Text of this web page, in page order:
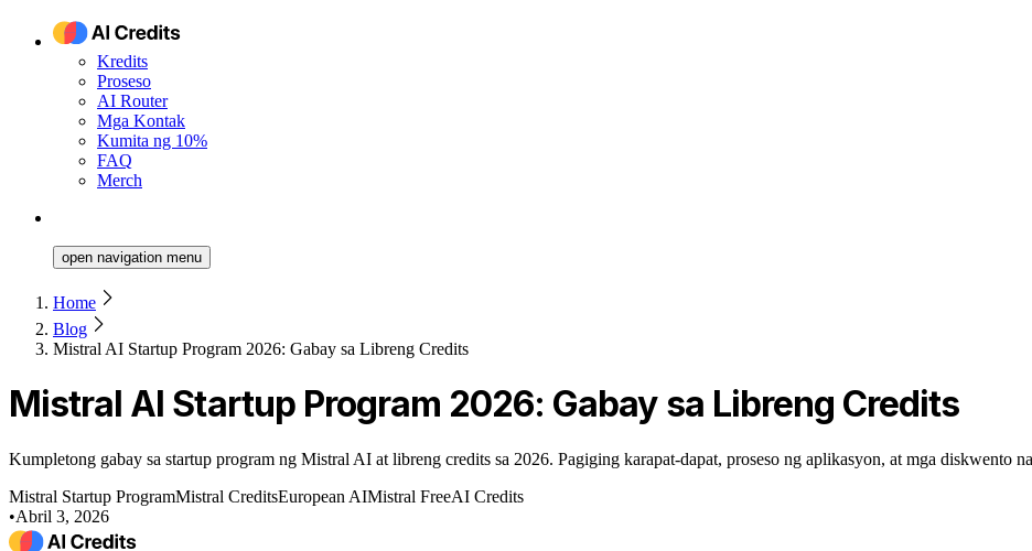
Kredits
Proseso
AI Router
Mga Kontak
Kumita ng 10%
FAQ
Merch
open navigation menu
Home
Blog
Mistral AI Startup Program 2026: Gabay sa Libreng Credits
Mistral AI Startup Program 2026: Gabay sa Libreng Credits
Kumpletong gabay sa startup program ng Mistral AI at libreng credits sa 2026. Pagiging karapat-dapat, proseso ng aplikasyon, at mga diskwento
Mistral Startup ProgramMistral CreditsEuropean AIMistral FreeAI Credits
•Abril 3, 2026